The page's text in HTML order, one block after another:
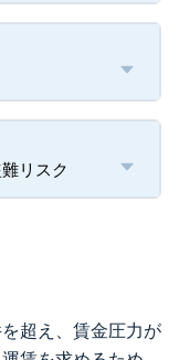
リスク
超え、賃金圧力が